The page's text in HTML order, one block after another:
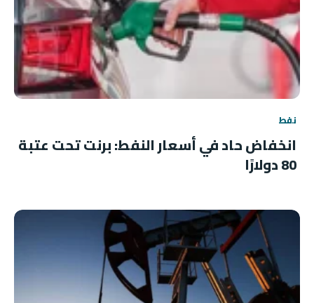
نفط
انخفاض حاد في أسعار النفط: برنت تحت عتبة
80 دولارًا